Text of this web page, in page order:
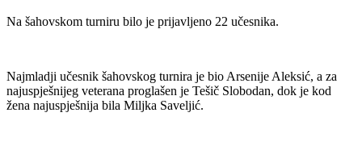
Na šahovskom turniru bilo je prijavljeno 22 učesnika.
Najmladji učesnik šahovskog turnira je bio Arsenije Aleksić, a za
najuspješnijeg veterana proglašen je Tešič Slobodan, dok je kod
žena najuspješnija bila Miljka Saveljić.